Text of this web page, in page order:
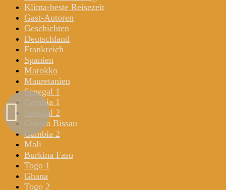
Klima-beste Reisezeit
Gast-Autoren
Geschichten
Deutschland
Frankreich
Spanien
Marokko
Mauretanien
Senegal 1
Gambia 1
Senegal 2
Guinea Bissau
Gambia 2
Mali
Burkina Faso
Togo 1
Ghana
Togo 2